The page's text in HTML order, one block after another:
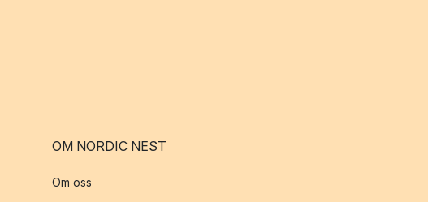
OM NORDIC NEST
Om oss